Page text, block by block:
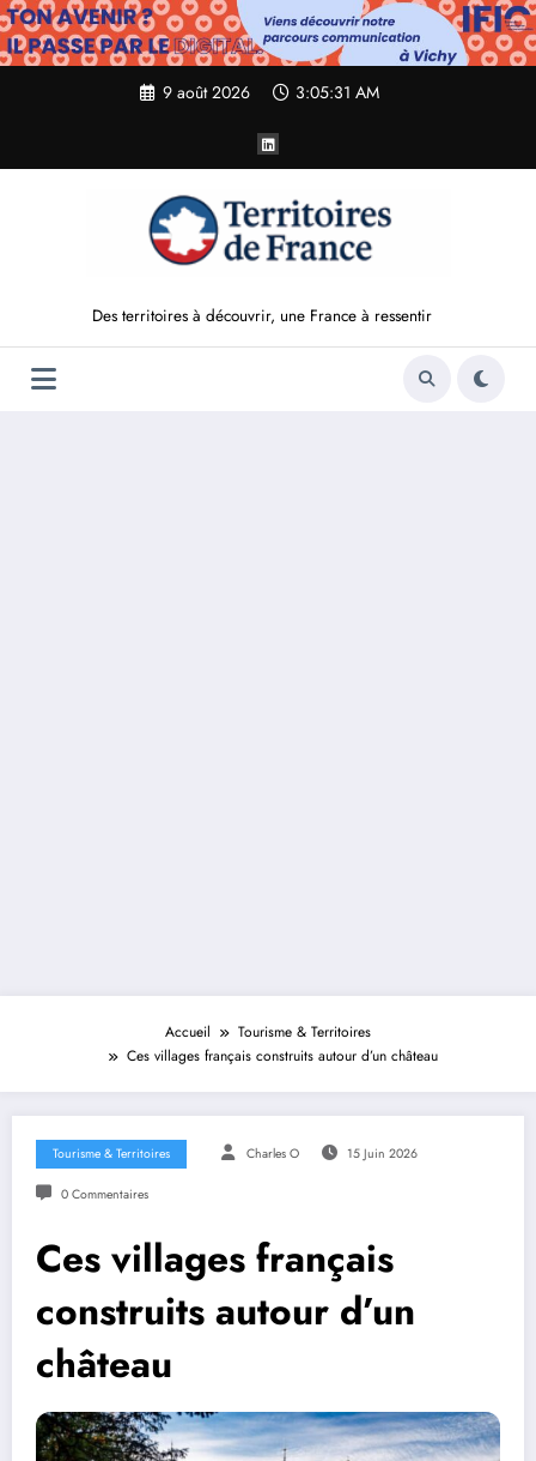
Aller
au
contenu
9 août 2026 3:05:33 AM
Des territoires à découvrir, une France à ressentir
Accueil
Tourisme & Territoires
Ces villages français construits autour d’un château
Tourisme & Territoires Charles O 15 Juin 2026
0 Commentaires
Ces villages français
construits autour d’un
château